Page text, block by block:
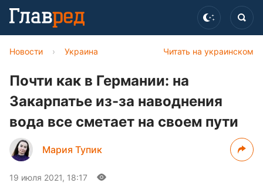
Читать на украинском
Новости › Украина
Почти как в Германии: на
Закарпатье из-за наводнения
вода все сметает на своем пути
Мария Тупик
19 июля 2021, 18:17